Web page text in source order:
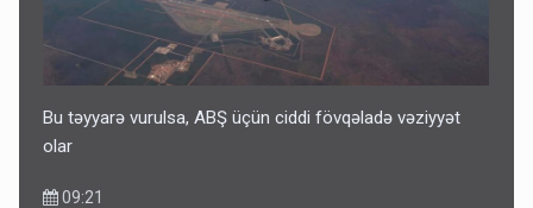
Bu təyyarə vurulsa, ABŞ üçün ciddi fövqəladə vəziyyət
olar
09:21